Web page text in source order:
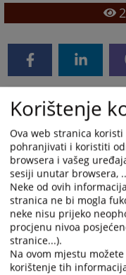
Korištenje
Ova web stranica
pohranjivati i koristiti
browsera i vašeg
sesiji unutar browsera,
Neke od ovih
stranica ne bi mogla
neke nisu prijeko
procjenu nivoa
stranice...).
Na ovom mjestu
korištenje tih